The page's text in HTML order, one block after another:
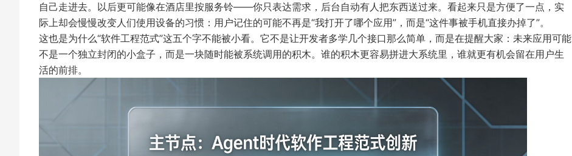
自己走进去。以后更可能像在酒店里按服务铃——你只表达需求，后台自动有人把东西送过来。看起来只是方便了一点，实
际上却会慢慢改变人们使用设备的习惯：用户记住的可能不再是“我打开了哪个应用”，而是“这件事被手机直接办掉了”。
这也是为什么“软件工程范式”这五个字不能被小看。它不是让开发者多学几个接口那么简单，而是在提醒大家：未来应用可能
不是一个独立封闭的小盒子，而是一块随时能被系统调用的积木。谁的积木更容易拼进大系统里，谁就更有机会留在用户生
活的前排。